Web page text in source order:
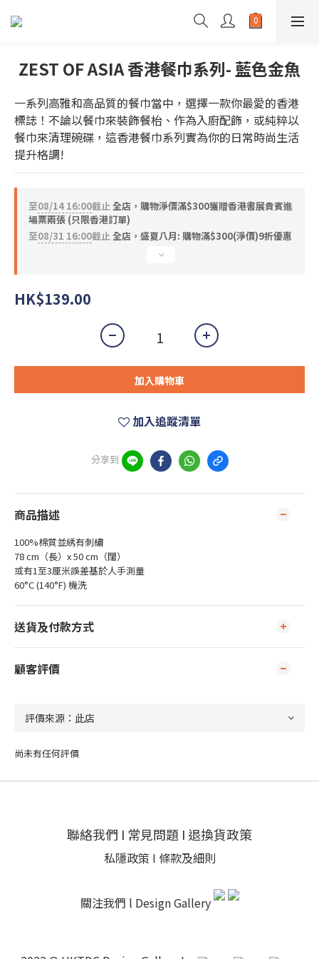
ZEST OF ASIA 香港餐巾系列- 藍色金魚
一系列高雅和高品質的餐巾當中，選擇一款你最愛的香港
標誌！不論以餐巾來裝飾餐枱、作為入廚配飾，或純粹以
餐巾來清理碗碟，這香港餐巾系列實為你的日常時尚生活
提升格調!
至08/14 16:00截止全店，購物淨價滿$300獲贈香港書展貴賓進
場票兩張 (只限香港訂單)
至08/31 16:00截止全店，盛夏八月: 購物滿$300(淨價)9折優惠
HK$139.00
加入購物車
加入追蹤清單
分享到
商品描述
100%棉質並綉有刺繡
78 cm（長）x 50 cm（闊）
或有1至3厘米誤差基於人手測量
60°C (140°F) 機洗
送貨及付款方式
顧客評價
尚未有任何評價
聯絡我們 I 常見問題 I 退換貨政策
私隱政策 I 條款及細則
關注我們 l Design Gallery